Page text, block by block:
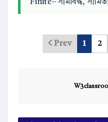
Finite– সীমাবদ্ধ,
Prev 1 2